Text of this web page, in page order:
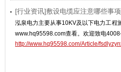
[行业资讯]敷设电缆应注意哪些事项
泓泉电力主要从事10KV及以下电力工程
www.hq95598.com查看。欢迎致电
http://www.hq95598.com/Article/